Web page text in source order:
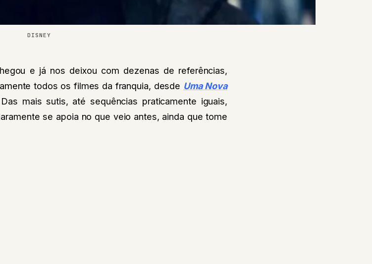
DISNEY
e já nos deixou com dezenas de referências,
todos os filmes da franquia, desde Uma Nova
mais sutis, até sequências praticamente iguais,
se apoia no que veio antes, ainda que tome